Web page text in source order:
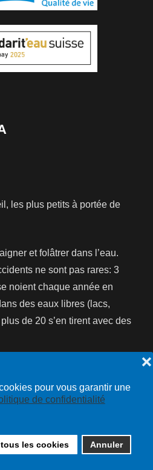
pour vous garantir une
de confidentialité
les cookies Annuler
❌
les plus petits à portée de
et folâtrer dans l’eau.
ne sont pas rares: 3
noient chaque année en
des eaux libres (lacs,
de 20 s’en tirent avec des
- tous droits réservés | site :